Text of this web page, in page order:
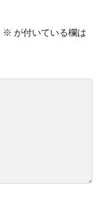
※ が付いている欄は